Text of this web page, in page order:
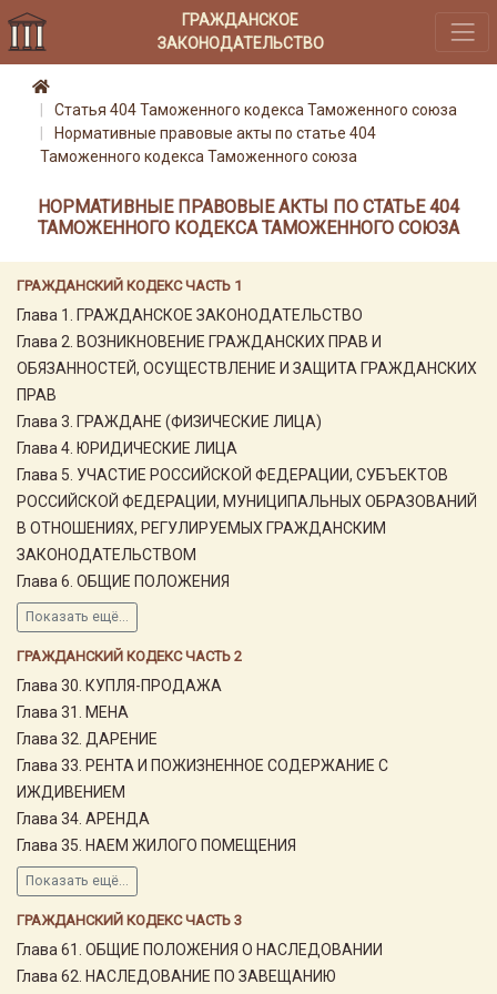
ГРАЖДАНСКОЕ
ЗАКОНОДАТЕЛЬСТВО
ГРАЖДАНСКИЙ КОДЕКС ЧАСТЬ 1
Глава 1. ГРАЖДАНСКОЕ ЗАКОНОДАТЕЛЬСТВО
Глава 2. ВОЗНИКНОВЕНИЕ ГРАЖДАНСКИХ ПРАВ И
ОБЯЗАННОСТЕЙ, ОСУЩЕСТВЛЕНИЕ И ЗАЩИТА ГРАЖДАНСКИХ
ПРАВ
Глава 3. ГРАЖДАНЕ (ФИЗИЧЕСКИЕ ЛИЦА)
Глава 4. ЮРИДИЧЕСКИЕ ЛИЦА
Глава 5. УЧАСТИЕ РОССИЙСКОЙ ФЕДЕРАЦИИ, СУБЪЕКТОВ
РОССИЙСКОЙ ФЕДЕРАЦИИ, МУНИЦИПАЛЬНЫХ ОБРАЗОВАНИЙ
В ОТНОШЕНИЯХ, РЕГУЛИРУЕМЫХ ГРАЖДАНСКИМ
ЗАКОНОДАТЕЛЬСТВОМ
Глава 6. ОБЩИЕ ПОЛОЖЕНИЯ
Показать ещё...
ГРАЖДАНСКИЙ КОДЕКС ЧАСТЬ 2
Глава 30. КУПЛЯ-ПРОДАЖА
Глава 31. МЕНА
Глава 32. ДАРЕНИЕ
Глава 33. РЕНТА И ПОЖИЗНЕННОЕ СОДЕРЖАНИЕ С
ИЖДИВЕНИЕМ
Глава 34. АРЕНДА
Глава 35. НАЕМ ЖИЛОГО ПОМЕЩЕНИЯ
Показать ещё...
ГРАЖДАНСКИЙ КОДЕКС ЧАСТЬ 3
Глава 61. ОБЩИЕ ПОЛОЖЕНИЯ О НАСЛЕДОВАНИИ
Глава 62. НАСЛЕДОВАНИЕ ПО ЗАВЕЩАНИЮ
Статья 404 Таможенного кодекса Таможенного союза
Нормативные правовые акты по статье 404
Таможенного кодекса Таможенного союза
НОРМАТИВНЫЕ ПРАВОВЫЕ АКТЫ ПО СТАТЬЕ 404
ТАМОЖЕННОГО КОДЕКСА ТАМОЖЕННОГО СОЮЗА